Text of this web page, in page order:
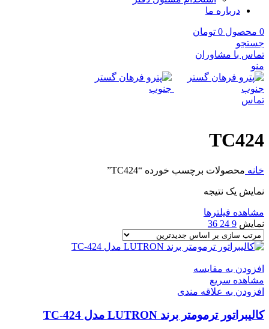
درباره ما
0 محصول 0 تومان
جستجو
تماس با مشاوران
منو
تماس
TC424
خانه محصولات برچسب خورده “TC424”
نمایش یک نتیجه
مشاهده فیلترها
نمایش 9
24
36
افزودن به مقایسه
مشاهده سریع
افزودن به علاقه مندی
کالیبراتور ترمومتر برند LUTRON مدل TC-424